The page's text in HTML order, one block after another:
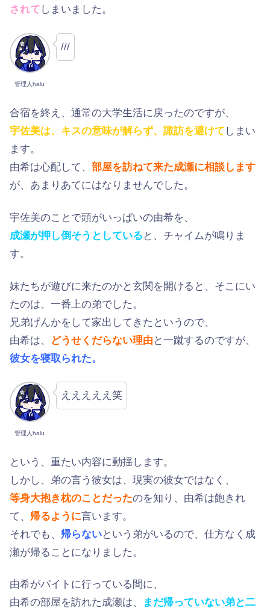
されて しまいました。
管理人halu
///
合宿を終え、通常の大学生活に戻ったのですが、
宇佐美は、キスの意味が解らず、諏訪を避けて しまい
ます。
由希は心配して、 部屋を訪ねて来た成瀬に相談します
が、あまりあてにはなりませんでした。
宇佐美のことで頭がいっぱいの由希を、
成瀬が押し倒そうとしている と、チャイムが鳴りま
す。
妹たちが遊びに来たのかと玄関を開けると、そこにい
たのは、一番上の弟でした。
兄弟げんかをして家出してきたというので、
由希は、
どうせくだらない理由 と一蹴するのですが、
彼女を寝取られた。
管理人halu
えええええ笑
という、重たい内容に動揺します。
しかし、弟の言う彼女は、現実の彼女ではなく、
等身大抱き枕のことだったのを知り、由希は飽きれ
て、 帰るように言います。
それでも、 帰らないという弟がいるので、仕方なく成
瀬が帰ることになりました。
由希がバイトに行っている間に、
由希の部屋を訪れた成瀬は、
まだ帰っていない弟と二